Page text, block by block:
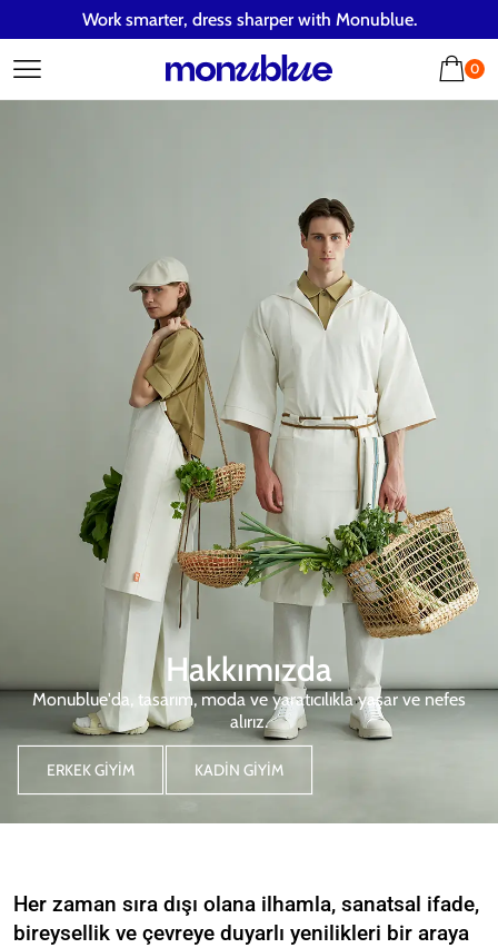
Work smarter, dress sharper with Monublue.
0
Hakkımızda
Monublue'da, tasarım, moda ve yaratıcılıkla yaşar ve nefes
alırız.
ERKEK GIYIM KADIN GIYIM
Her zaman sıra dışı olana ilhamla, sanatsal ifade,
bireysellik ve çevreye duyarlı yenilikleri bir araya